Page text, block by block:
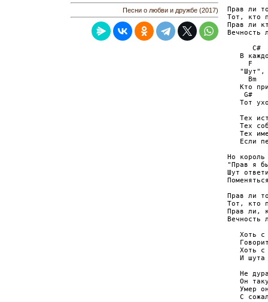
Песни о любви и дружбе (2017)
Прав ли
Тот, кто
Прав ли
Вечность
      C#
В
     F
"Шут",
     Bm
Кто
    G#
Тот
Тех
Тех
Тех
Если
Но
"Прав я
Шут
Прав ли
Тот, кто
Прав ли,
Вечность
Хоть с
Хоть с
И шута
Не
Он
Умер
С